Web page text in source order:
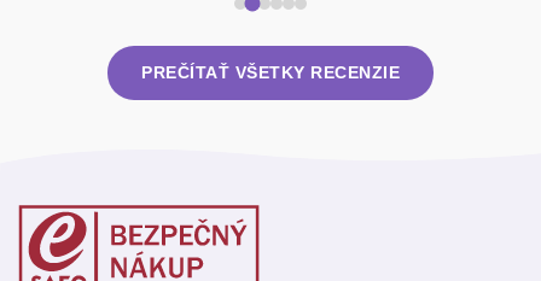
PREČÍTAŤ VŠETKY RECENZIE